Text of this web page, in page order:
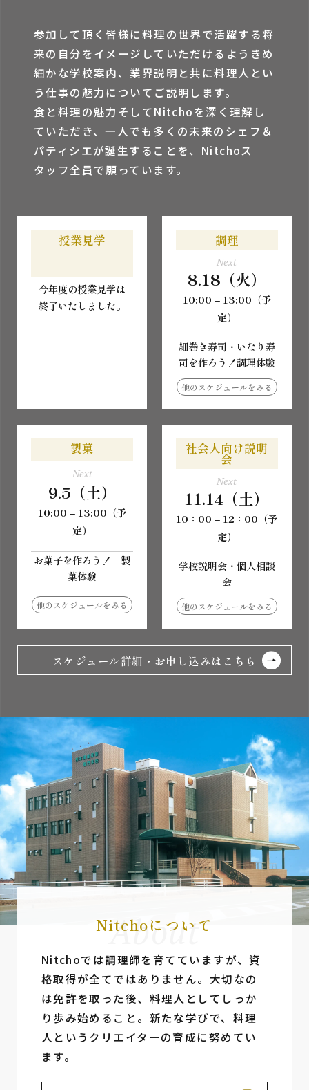
参加して頂く皆様に料理の世界で活躍する将
来の⾃分をイメージしていただけるようきめ
細かな学校案内、業界説明と共に料理⼈とい
う仕事の魅⼒についてご説明します。
⾷と料理の魅⼒そしてNitchoを深く理解し
ていただき、⼀⼈でも多くの未来のシェフ＆
パティシエが誕⽣することを、Nitchoス
タッフ全員で願っています。
授業見学
今年度の授業見学は
終了いたしました。
調理
Next
8.18（火）
10:00 – 13:00（予
定）
細巻き寿司・いなり寿
司を作ろう！調理体験
他のスケジュールをみる
製菓
Next
9.5（土）
10:00 – 13:00（予
定）
お菓子を作ろう！ 製
菓体験
他のスケジュールをみる
社会人向け説明
会
Next
11.14（土）
10：00 – 12：00（予
定）
学校説明会・個人相談
会
他のスケジュールをみる
スケジュール詳細・お申し込みはこちら
Nitchoについて
About
Nitchoでは調理師を育てていますが、資
格取得が全てではありません。⼤切なの
は免許を取った後、料理⼈としてしっか
り歩み始めること。新たな学びで、料理
⼈というクリエイターの育成に努めてい
ます。